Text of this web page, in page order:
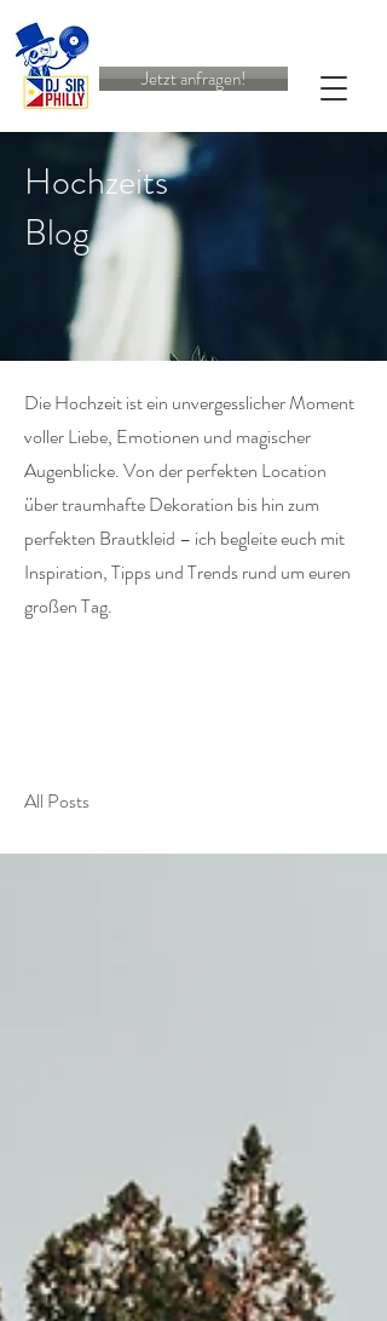
Jetzt anfragen!
Hochzeits
Blog
Die Hochzeit ist ein unvergesslicher Moment
voller Liebe, Emotionen und magischer
Augenblicke. Von der perfekten Location
über traumhafte Dekoration bis hin zum
perfekten Brautkleid – ich begleite euch mit
Inspiration, Tipps und Trends rund um euren
großen Tag.
All Posts